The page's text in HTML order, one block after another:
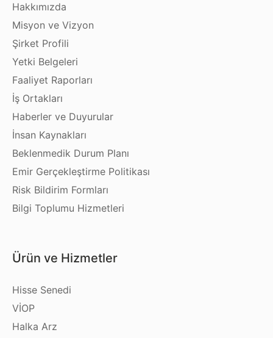
Hakkımızda
Misyon ve Vizyon
Şirket Profili
Yetki Belgeleri
Faaliyet Raporları
İş Ortakları
Haberler ve Duyurular
İnsan Kaynakları
Beklenmedik Durum Planı
Emir Gerçekleştirme Politikası
Risk Bildirim Formları
Bilgi Toplumu Hizmetleri
Ürün ve Hizmetler
Hisse Senedi
VİOP
Halka Arz